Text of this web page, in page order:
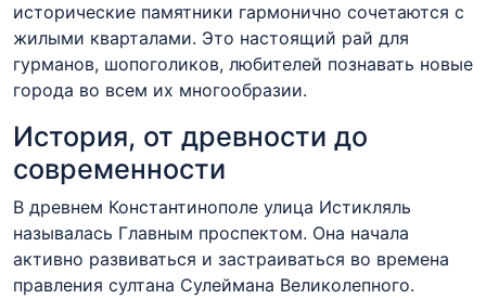
исторические памятники гармонично сочетаются с
жилыми кварталами. Это настоящий рай для
гурманов, шопоголиков, любителей познавать новые
города во всем их многообразии.
История, от древности до
современности
В древнем Константинополе улица Истикляль
называлась Главным проспектом. Она начала
активно развиваться и застраиваться во времена
правления султана Сулеймана Великолепного.